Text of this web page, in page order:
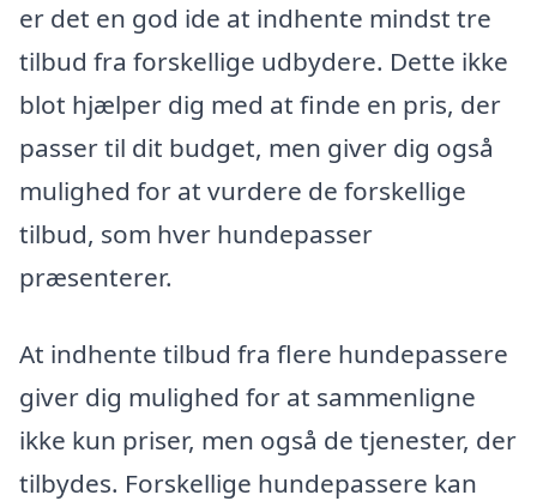
er det en god ide at indhente mindst tre
tilbud fra forskellige udbydere. Dette ikke
blot hjælper dig med at finde en pris, der
passer til dit budget, men giver dig også
mulighed for at vurdere de forskellige
tilbud, som hver hundepasser
præsenterer.
At indhente tilbud fra flere hundepassere
giver dig mulighed for at sammenligne
ikke kun priser, men også de tjenester, der
tilbydes. Forskellige hundepassere kan